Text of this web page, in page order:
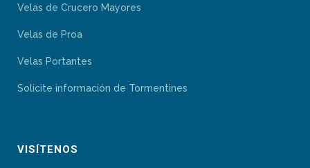
Velas de Crucero Mayores
Velas de Proa
Velas Portantes
Solicite información de Tormentines
VISÍTENOS